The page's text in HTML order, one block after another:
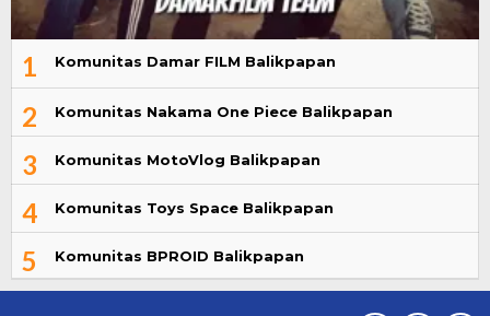
1 Komunitas Damar FILM Balikpapan
2 Komunitas Nakama One Piece Balikpapan
3 Komunitas MotoVlog Balikpapan
4 Komunitas Toys Space Balikpapan
5 Komunitas BPROID Balikpapan